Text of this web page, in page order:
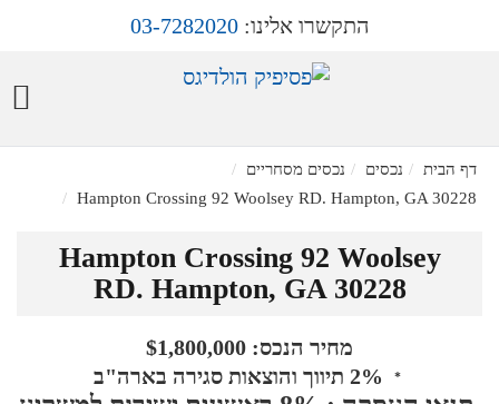
התקשרו אלינו:03-7282020
דף הבית נכסים
נכסים מסחריים
Hampton Crossing 92 Woolsey RD. Hampton, GA 30228
Hampton Crossing 92 Woolsey
RD. Hampton, GA 30228
מחיר הנכס: $1,800,000
*